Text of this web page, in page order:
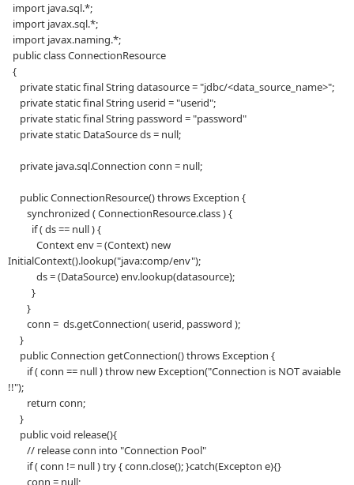
import java.sql.*;
import javax.sql.*;
import javax.naming.*;
public class ConnectionResource
{
private static final String datasource = "jdbc/<data_source_name>";
private static final String userid = "userid";
private static final String password = "password"
private static DataSource ds = null;
private java.sql.Connection conn = null;
public ConnectionResource() throws Exception {
synchronized ( ConnectionResource.class ) {
if ( ds == null ) {
Context env = (Context) new
InitialContext().lookup("java:comp/env");
ds = (DataSource) env.lookup(datasource);
}
}
conn = ds.getConnection( userid, password );
}
public Connection getConnection() throws Exception {
if ( conn == null ) throw new Exception("Connection is NOT avaiable
!!");
return conn;
}
public void release(){
// release conn into "Connection Pool"
if ( conn != null ) try { conn.close(); }catch(Excepton e){}
conn = null;